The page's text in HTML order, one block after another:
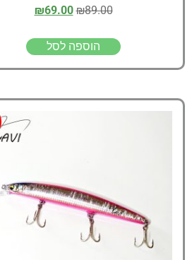
₪89.00
₪69.00
הוספה לסל